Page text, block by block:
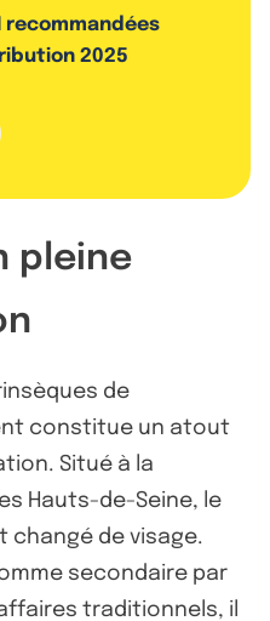
recommandées
2025
pleine
de
constitue un atout
Situé à la
Hauts-de-Seine, le
de visage.
secondaire par
traditionnels, il